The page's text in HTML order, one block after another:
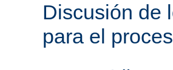
Discusión de
para el